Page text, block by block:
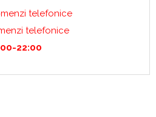
telefonice
telefonice
22:00